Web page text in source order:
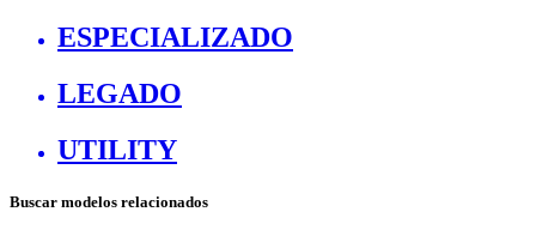
ESPECIALIZADO
LEGADO
UTILITY
Buscar modelos relacionados